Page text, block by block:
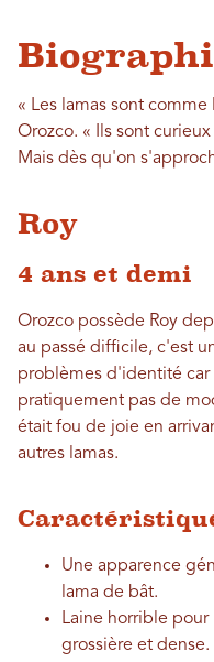
« Les lamas sont
Orozco. « Ils sont
Mais dès qu'on
Roy
4 ans et demi
Orozco possède Roy
au passé difficile, c'est
problèmes d'identité car
pratiquement pas de
était fou de joie en
autres lamas.
Une apparence
lama de bât.
Laine horrible
grossière et dense.